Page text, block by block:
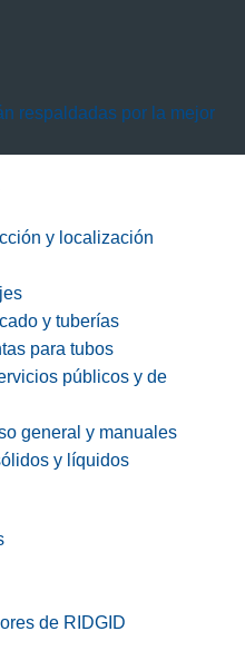
respaldadas por la mejor
y localización
y tuberías
para tubos
públicos y de
general y manuales
y líquidos
de RIDGID